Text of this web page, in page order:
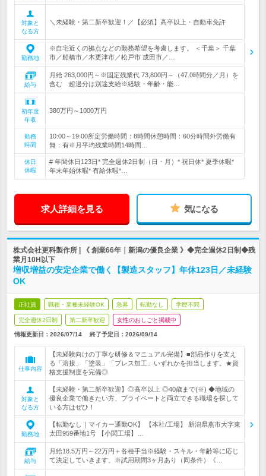
対象と
なる方
＼未経験・第二新卒歓迎！／【必須】高卒以上・自動車免許
勤務地
※自宅近くの拠点などの勤務希望を考慮します。 ＜千葉＞ 千葉
市／船橋市／木更津市／松戸市 成田市／…
給与
月給 263,000円～※固定残業代 73,800円～（47.0時間分／月）を
含む 超過分は別途支給※経験・年齢・能…
初年度
年収
380万円～1000万円
勤務
時間
10:00～19:00所定労働時間：8時間休憩時間：60分時間外労働有
無：有※月平均残業時間14時間…
休日
休暇
# 年間休日123日* 完全週休2日制（日・月）* 祝日休* 夏季休暇*
年末年始休暇* 有給休暇*…
求人詳細を見る 気になる
株式会社更科製作所 | 《 創業66年｜新潟の優良企業 》◆完全週休2日制◆残
業月10H以下
増収増益の安定企業で働く【製造スタッフ】年休123日／未経験
OK
正社員 職種・業種未経験OK 急募 転勤なし 学歴不問
完全週休2日制 第二新卒歓迎 女性のおしごと掲載中
情報更新日：2026/07/14 終了予定日： 2026/09/14
仕事内容
【未経験向けの丁寧な研修＆マニュアル完備】■部品作りを支え
る「溶接」「塗装」「プレス加工」いずれかを担当します。★資
格支援制度を完備◎
対象と
なる方
【未経験・第二新卒歓迎】◎高卒以上 ◎40歳まで(※) ◆地域の
優良企業で働きたい方、プライベートと両立できる職場を探して
いる方はぜひ！
勤務地
【転勤なし｜マイカー通勤OK】 【本社/工場】 新潟県燕市大字東
太田959番地1号 【小関工場】…
給与
月給18.5万円～22万円＋各種手当※経験・スキル・年齢等に応じ
て決定していきます。※試用期間3ヶ月あり（同条件）《…